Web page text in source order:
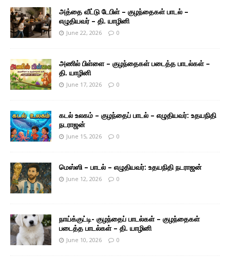
அத்தை வீட்டு டேபிள் – குழந்தைகள் பாடல் –
எழுதியவர் – தி. யாழினி
June 22, 2026 0
அணில் பிள்ளை – குழந்தைகள் படைத்த பாடல்கள் –
தி. யாழினி
June 17, 2026 0
கடல் உலகம் – குழந்தைப் பாடல் – எழுதியவர்: உதயநிதி
நடராஜன்
June 15, 2026 0
மெஸ்ஸி – பாடல் – எழுதியவர்: உதயநிதி நடராஜன்
June 12, 2026 0
நாய்க்குட்டி- குழந்தைப் பாடல்கள் – குழந்தைகள்
படைத்த பாடல்கள் – தி. யாழினி
June 10, 2026 0